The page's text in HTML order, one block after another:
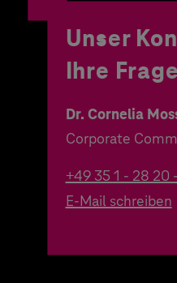
Unser
Ihre
Dr. Cornelia
Corporate
+49 35 1 - 28 20
E-Mail schreiben